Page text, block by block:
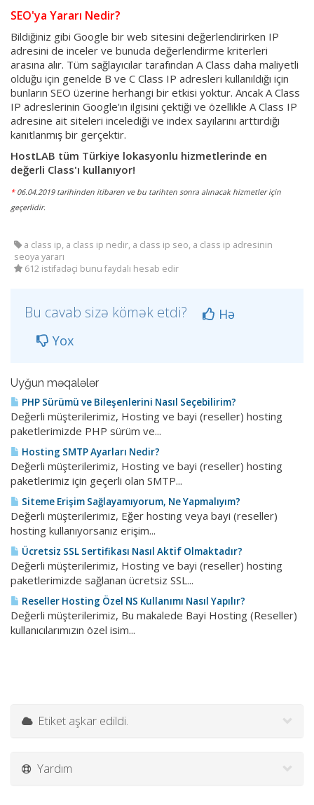
SEO'ya Yararı Nedir?
Bildiğiniz gibi Google bir web sitesini değerlendirirken IP
adresini de inceler ve bunuda değerlendirme kriterleri
arasına alır. Tüm sağlayıcılar tarafından A Class daha maliyetli
olduğu için genelde B ve C Class IP adresleri kullanıldığı için
bunların SEO üzerine herhangi bir etkisi yoktur. Ancak A Class
IP adreslerinin Google'ın ilgisini çektiği ve özellikle A Class IP
adresine ait siteleri incelediği ve index sayılarını arttırdığı
kanıtlanmış bir gerçektir.
HostLAB tüm Türkiye lokasyonlu hizmetlerinde en
değerli Class'ı kullanıyor!
*06.04.2019 tarihinden itibaren ve bu tarihten sonra alınacak hizmetler için
geçerlidir.
a class ip, a class ip nedir, a class ip seo, a class ip adresinin
seoya yararı
612 istifadəçi bunu faydalı hesab edir
Bu cavab sizə kömək etdi?
Hə
Yox
Uyğun məqalələr
PHP Sürümü ve Bileşenlerini Nasıl Seçebilirim?
Değerli müşterilerimiz, Hosting ve bayi (reseller) hosting
paketlerimizde PHP sürüm ve...
Hosting SMTP Ayarları Nedir?
Değerli müşterilerimiz, Hosting ve bayi (reseller) hosting
paketlerimiz için geçerli olan SMTP...
Siteme Erişim Sağlayamıyorum, Ne Yapmalıyım?
Değerli müşterilerimiz, Eğer hosting veya bayi (reseller)
hosting kullanıyorsanız erişim...
Ücretsiz SSL Sertifikası Nasıl Aktif Olmaktadır?
Değerli müşterilerimiz, Hosting ve bayi (reseller) hosting
paketlerimizde sağlanan ücretsiz SSL...
Reseller Hosting Özel NS Kullanımı Nasıl Yapılır?
Değerli müşterilerimiz, Bu makalede Bayi Hosting (Reseller)
kullanıcılarımızın özel isim...
Etiket aşkar edildi.
Yardım